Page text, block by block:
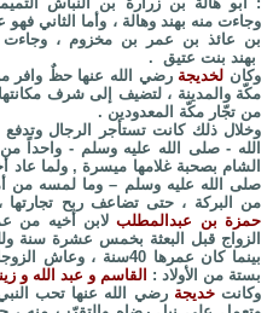
وجاءت منه بهند وهالة ، وأما الثاني فهو
بن عائذ بن عمر بن مخزوم ، وجاءت
بهند بنت عتيق .
وكان لخديجةرضي الله عنها حظٌ وافر
مكّة والمدينة ، لتضيف إلى شرف
من تجّار مكّة المعدودين .
وخلال ذلك كانت تستأجر الرجال وتدفع
الله - صلى الله عليه وسلم - واحداً
الشام بصحبة غلامها ميسرة , ولما عاد
صلى الله عليه وسلم – وما لمسه من
من البركة ، حتى تضاعف ربح
حمزة بن عبدالمطلب لابن أخيه من
بينما كان عمرها 40سنة
بستة من الأولاد : القاسم و عبد الله و
وكانتخديجةرضي الله عنها تحب